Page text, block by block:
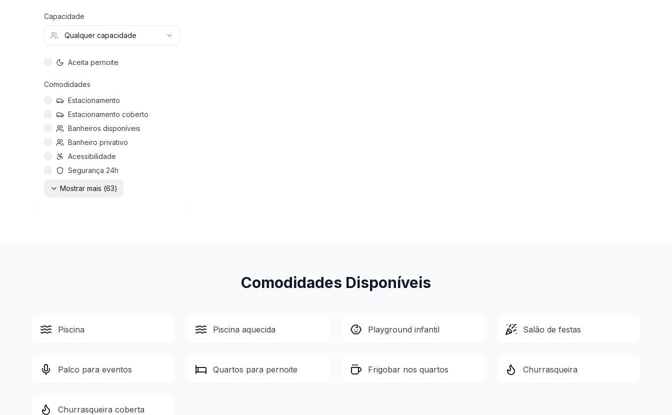
Capacidade
Qualquer capacidade
Aceita pernoite
Comodidades
Estacionamento
Estacionamento coberto
Banheiros disponíveis
Banheiro privativo
Acessibilidade
Segurança 24h
Mostrar mais (63)
Comodidades Disponíveis
Piscina Piscina aquecida Playground infantil Salão de festas
Palco para eventos Quartos para pernoite Frigobar nos quartos Churrasqueira
Churrasqueira coberta